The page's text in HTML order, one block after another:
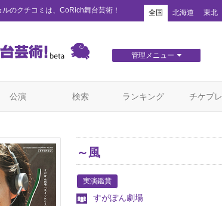
のクチコミは、CoRich舞台芸術！ 全国 北海道 東北
管理メニュー
公演 検索 ランキング チケプレ
～風
実演鑑賞
すがぽん劇場